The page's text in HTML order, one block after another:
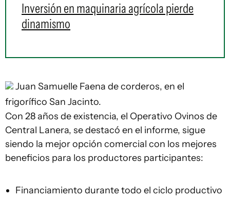
Inversión en maquinaria agrícola pierde
dinamismo
Juan Samuelle Faena de corderos, en el
frigorífico San Jacinto.
Con 28 años de existencia, el Operativo Ovinos de
Central Lanera, se destacó en el informe, sigue
siendo la mejor opción comercial con los mejores
beneficios para los productores participantes:
Financiamiento durante todo el ciclo productivo